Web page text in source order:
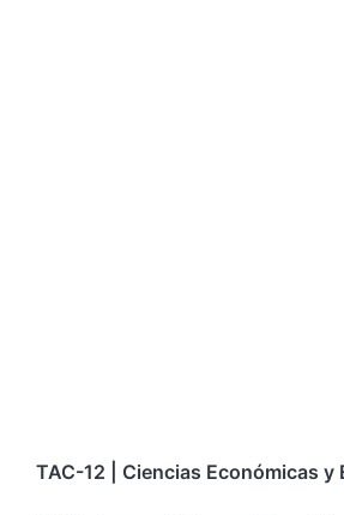
TAC-12 | Ciencias Económicas y